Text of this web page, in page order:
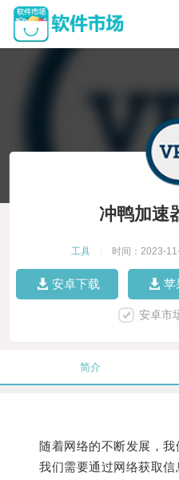
冲鸭加速
工具 时间：2023-
安卓下载 苹
安卓市
简介
随着网络的不断发展，我
我们需要通过网络获取信